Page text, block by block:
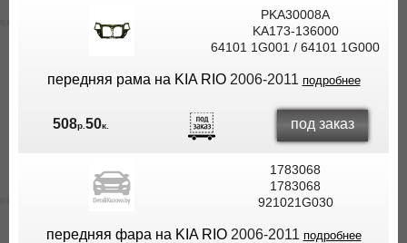
PKA30008A
KA173-136000
64101 1G001 / 64101 1G000
передняя рама на KIA RIO2006-2011 подробнее
508р. 50к. под заказ
1783068
1783068
921021G030
передняя фара на KIA RIO2006-2011 подробнее